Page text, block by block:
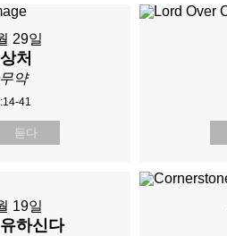
29일
처
약
41
듣다
19일
하신다